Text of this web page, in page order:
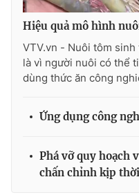
VTV Sức khoẻ
Thị trường 24h
VTV4
VTV9
Hiệu quả mô hình
VTV.vn - Nuôi tôm
là vì người nuôi có thể
dùng thức ăn công
Ứng dụng công
Phá vỡ quy hoạch
chấn chỉnh kịp